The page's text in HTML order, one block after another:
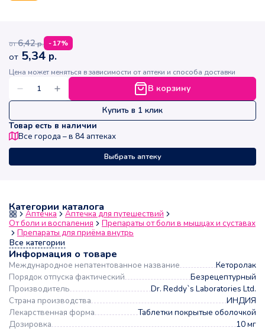
Категории каталога
Аптечка
Аптечка для путешествий
От боли и воспаления
Препараты от боли в мышцах и суставах
Препараты для приёма внутрь
Все категории
Информация о товаре
Международное непатентованное название
Кеторолак
Порядок отпуска фактический
Безрецептурный
Производитель
Dr. Reddy`s Laboratories Ltd.
Страна производства
ИНДИЯ
Лекарственная форма
Таблетки покрытые оболочкой
Дозировка
10 мг
от 6,42р. -17%
от 5,34 р.
Цена может меняться в зависимости от аптеки и способа доставки
В корзину
Купить в 1 клик
Товар есть в наличии
Все города – в 84 аптеках
Выбрать аптеку